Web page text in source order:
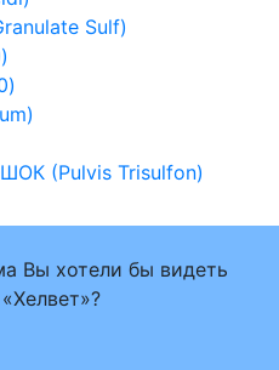
Sulf)
(Pulvis Trisulfon)
Вы хотели бы видеть